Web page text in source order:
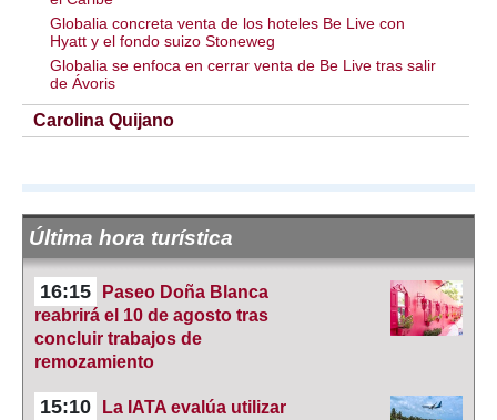
Globalia concreta venta de los hoteles Be Live con
Hyatt y el fondo suizo Stoneweg
Globalia se enfoca en cerrar venta de Be Live tras salir
de Ávoris
Carolina Quijano
Última hora turística
16:15
Paseo Doña Blanca
reabrirá el 10 de agosto tras
concluir trabajos de
remozamiento
15:10
La IATA evalúa utilizar